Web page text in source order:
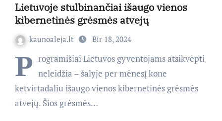
Lietuvoje stulbinančiai išaugo vienos
kibernetinės grėsmės atvejų
kaunoaleja.lt Bir 18, 2024
P rogramišiai Lietuvos gyventojams atsikvėpti
neleidžia – šalyje per mėnesį kone
ketvirtadaliu išaugo vienos kibernetinės grėsmės
atvejų. Šios grėsmės…